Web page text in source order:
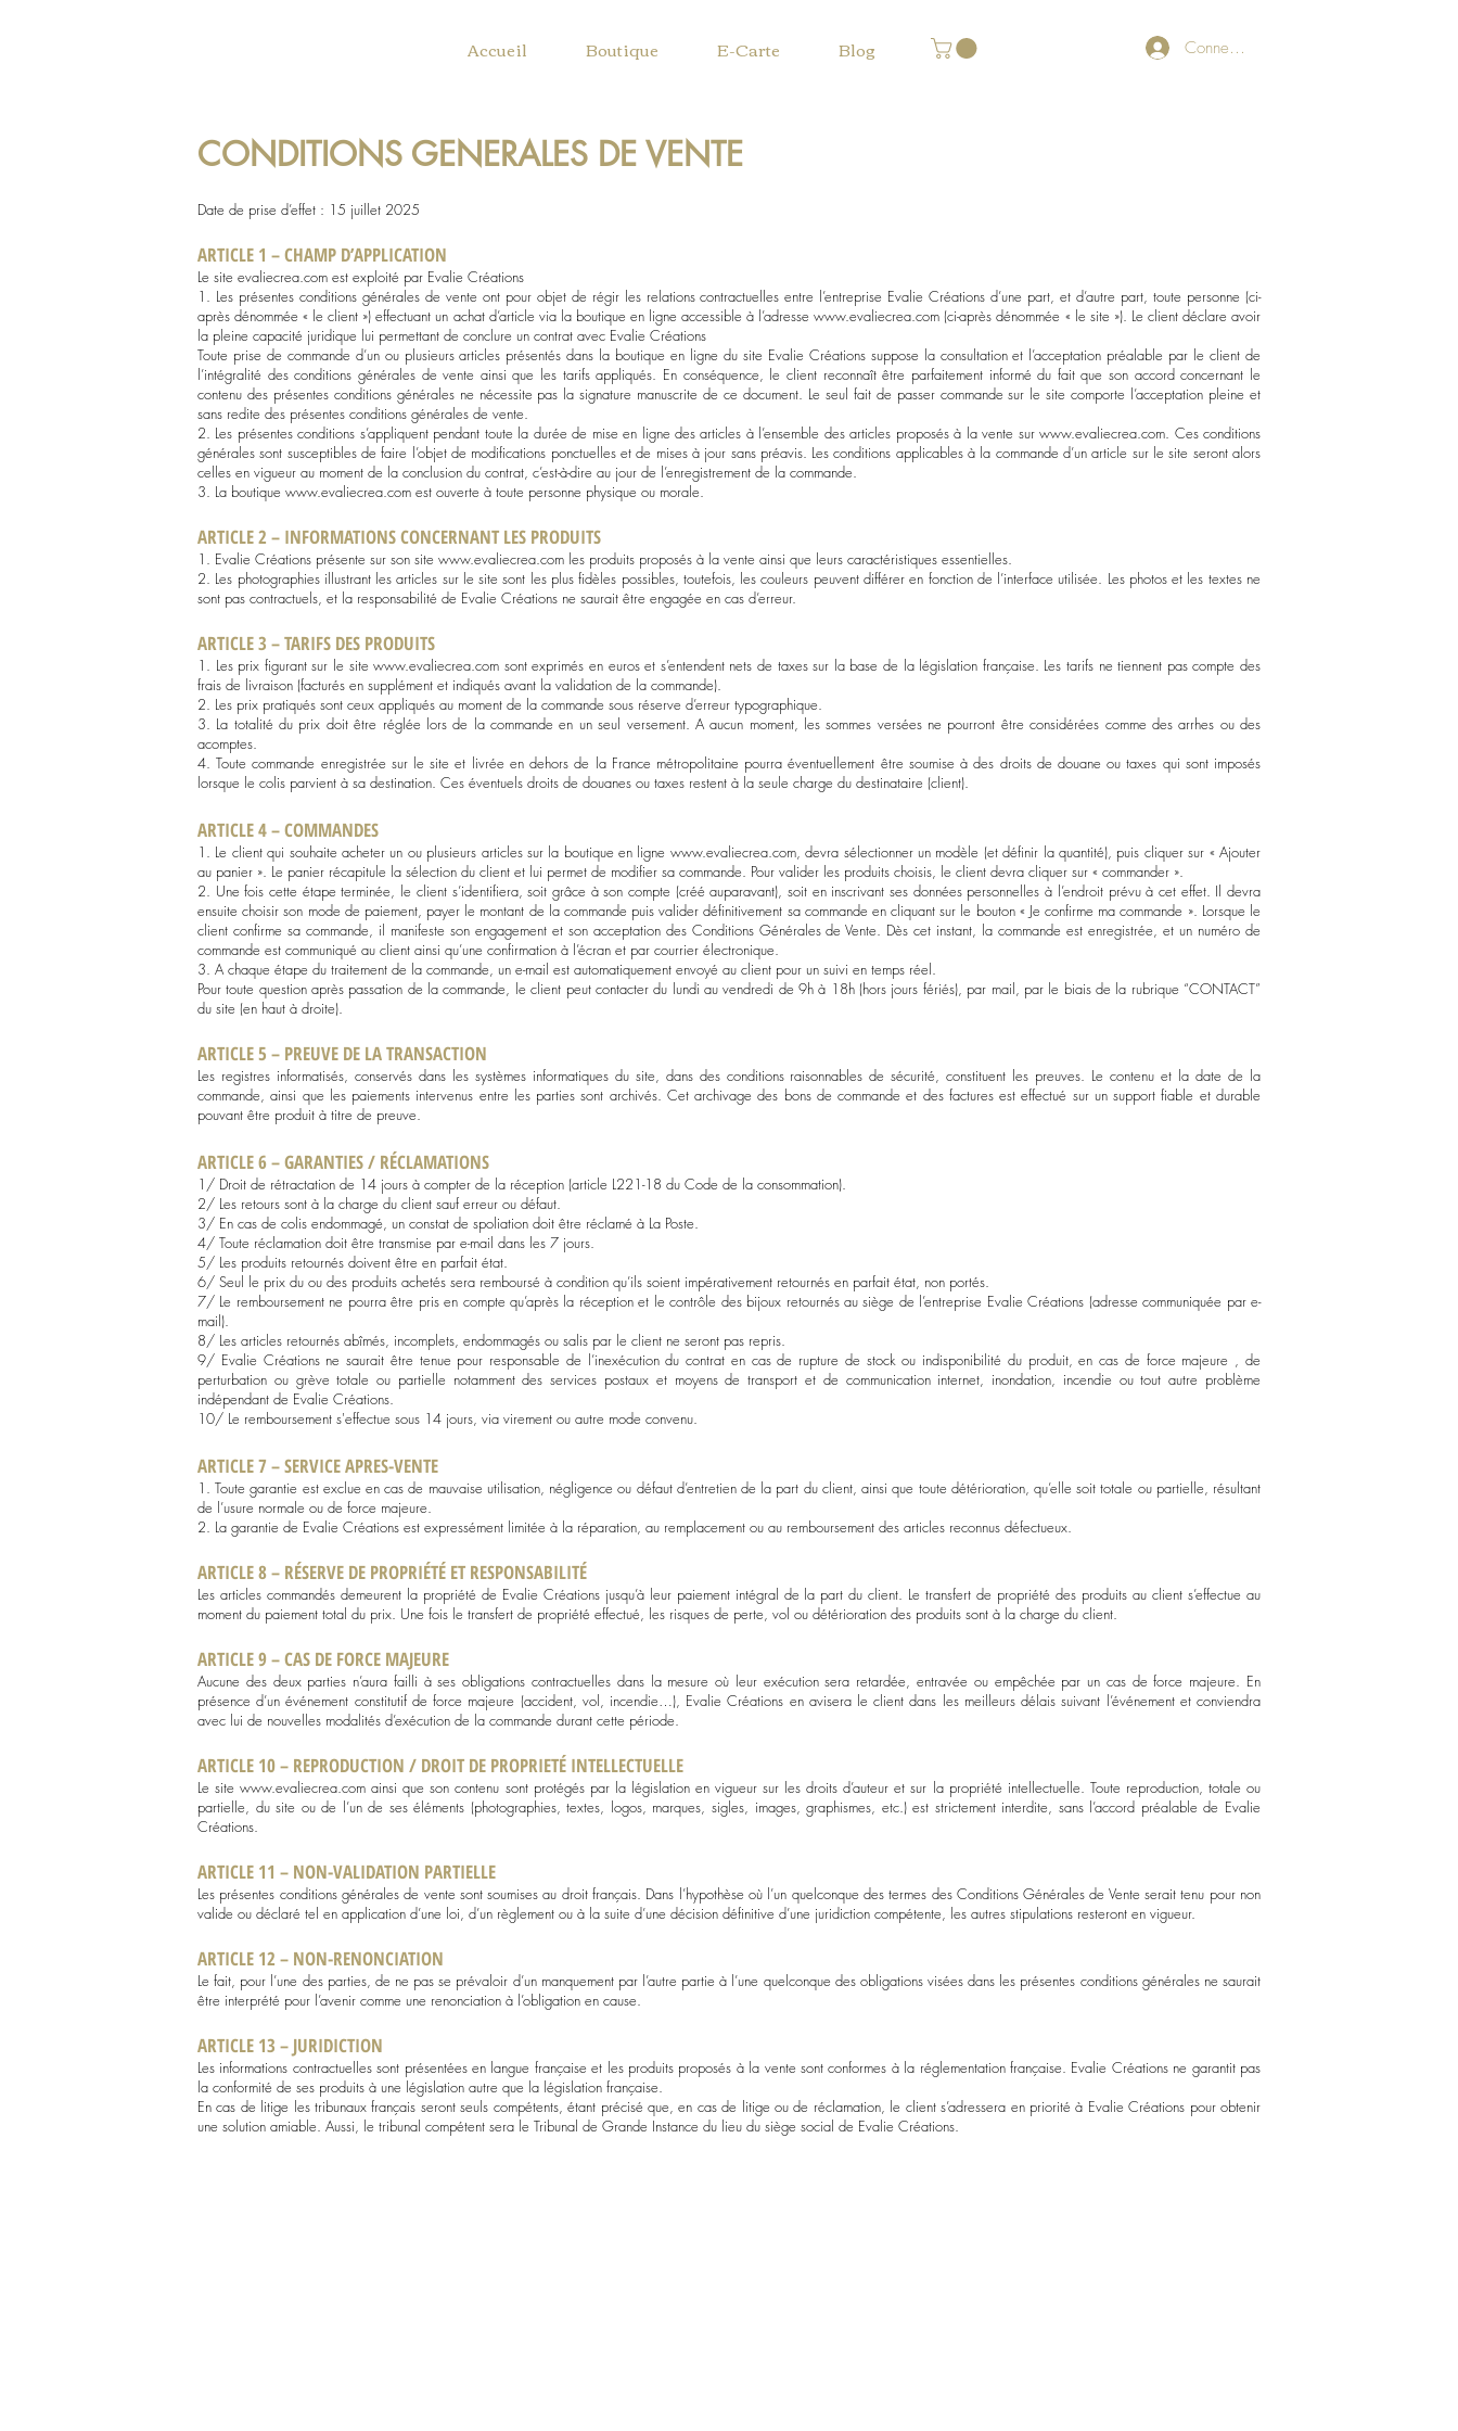
Accueil Boutique E-Carte Blog Connexion
CONDITIONS GENERALES DE VENTE
Date de prise d’effet : 15 juillet 2025
ARTICLE 1 – CHAMP D’APPLICATION
Le site evaliecrea.com est exploité par Evalie Créations
1. Les présentes conditions générales de vente ont pour objet de régir les relations contractuelles entre l’entreprise Evalie Créations d’une part, et d’autre part, toute personne (ci-
après dénommée « le client ») effectuant un achat d’article via la boutique en ligne accessible à l’adressewww.evaliecrea.com (ci-après dénommée « le site »). Le client déclare avoir
la pleine capacité juridique lui permettant de conclure un contrat avec Evalie Créations
Toute prise de commande d’un ou plusieurs articles présentés dans la boutique en ligne du site Evalie Créations suppose la consultation et l’acceptation préalable par le client de
l’intégralité des conditions générales de vente ainsi que les tarifs appliqués. En conséquence, le client reconnaît être parfaitement informé du fait que son accord concernant le
contenu des présentes conditions générales ne nécessite pas la signature manuscrite de ce document. Le seul fait de passer commande sur le site comporte l’acceptation pleine et
sans redite des présentes conditions générales de vente.
2. Les présentes conditions s’appliquent pendant toute la durée de mise en ligne des articles à l’ensemble des articles proposés à la vente surwww.evaliecrea.com. Ces conditions
générales sont susceptibles de faire l’objet de modifications ponctuelles et de mises à jour sans préavis. Les conditions applicables à la commande d’un article sur le site seront alors
celles en vigueur au moment de la conclusion du contrat, c’est-à-dire au jour de l’enregistrement de la commande.
3. La boutique www.evaliecrea.com est ouverte à toute personne physique ou morale.
ARTICLE 2 – INFORMATIONS CONCERNANT LES PRODUITS
1. Evalie Créations présente sur son site www.evaliecrea.com les produits proposés à la vente ainsi que leurs caractéristiques essentielles.
2. Les photographies illustrant les articles sur le site sont les plus fidèles possibles, toutefois, les couleurs peuvent différer en fonction de l’interface utilisée. Les photos et les textes ne
sont pas contractuels, et la responsabilité de Evalie Créations ne saurait être engagée en cas d’erreur.
ARTICLE 3 – TARIFS DES PRODUITS
1. Les prix figurant sur le sitewww.evaliecrea.com sont exprimés en euros et s’entendent nets de taxes sur la base de la législation française. Les tarifs ne tiennent pas compte des
frais de livraison (facturés en supplément et indiqués avant la validation de la commande).
2. Les prix pratiqués sont ceux appliqués au moment de la commande sous réserve d’erreur typographique.
3. La totalité du prix doit être réglée lors de la commande en un seul versement. A aucun moment, les sommes versées ne pourront être considérées comme des arrhes ou des
acomptes.
4. Toute commande enregistrée sur le site et livrée en dehors de la France métropolitaine pourra éventuellement être soumise à des droits de douane ou taxes qui sont imposés
lorsque le colis parvient à sa destination. Ces éventuels droits de douanes ou taxes restent à la seule charge du destinataire (client).
ARTICLE 4 – COMMANDES
1. Le client qui souhaite acheter un ou plusieurs articles sur la boutique en ligne www.evaliecrea.com, devra sélectionner un modèle (et définir la quantité), puis cliquer sur « Ajouter
au panier ». Le panier récapitule la sélection du client et lui permet de modifier sa commande. Pour valider les produits choisis, le client devra cliquer sur « commander ».
2. Une fois cette étape terminée, le client s’identifiera, soit grâce à son compte (créé auparavant), soit en inscrivant ses données personnelles à l’endroit prévu à cet effet. Il devra
ensuite choisir son mode de paiement, payer le montant de la commande puis valider définitivement sa commande en cliquant sur le bouton « Je confirme ma commande ». Lorsque le
client confirme sa commande, il manifeste son engagement et son acceptation des Conditions Générales de Vente. Dès cet instant, la commande est enregistrée, et un numéro de
commande est communiqué au client ainsi qu’une confirmation à l’écran et par courrier électronique.
3. A chaque étape du traitement de la commande, un e-mail est automatiquement envoyé au client pour un suivi en temps réel.
Pour toute question après passation de la commande, le client peut contacter du lundi au vendredi de 9h à 18h (hors jours fériés), par mail, par le biais de la rubrique “CONTACT”
du site (en haut à droite).
ARTICLE 5 – PREUVE DE LA TRANSACTION
Les registres informatisés, conservés dans les systèmes informatiques du site, dans des conditions raisonnables de sécurité, constituent les preuves. Le contenu et la date de la
commande, ainsi que les paiements intervenus entre les parties sont archivés. Cet archivage des bons de commande et des factures est effectué sur un support fiable et durable
pouvant être produit à titre de preuve.
ARTICLE 6 – GARANTIES / RÉCLAMATIONS
1/ Droit de rétractation de 14 jours à compter de la réception (article L221-18 du Code de la consommation).
2/ Les retours sont à la charge du client sauf erreur ou défaut.
3/ En cas de colis endommagé, un constat de spoliation doit être réclamé à La Poste.
4/ Toute réclamation doit être transmise par e-mail dans les 7 jours.
5/ Les produits retournés doivent être en parfait état.
6/ Seul le prix du ou des produits achetés sera remboursé à condition qu’ils soient impérativement retournés en parfait état, non portés.
7/ Le remboursement ne pourra être pris en compte qu’après la réception et le contrôle des bijoux retournés au siège de l’entreprise Evalie Créations (adresse communiquée par e-
mail).
8/ Les articles retournés abîmés, incomplets, endommagés ou salis par le client ne seront pas repris.
9/ Evalie Créations ne saurait être tenue pour responsable de l’inexécution du contrat en cas de rupture de stock ou indisponibilité du produit, en cas de force majeure , de
perturbation ou grève totale ou partielle notamment des services postaux et moyens de transport et de communication internet, inondation, incendie ou tout autre problème
indépendant de Evalie Créations.
10/ Le remboursement s'effectue sous 14 jours, via virement ou autre mode convenu.
ARTICLE 7 – SERVICE APRES-VENTE
1. Toute garantie est exclue en cas de mauvaise utilisation, négligence ou défaut d’entretien de la part du client, ainsi que toute détérioration, qu’elle soit totale ou partielle, résultant
de l’usure normale ou de force majeure.
2. La garantie de Evalie Créations est expressément limitée à la réparation, au remplacement ou au remboursement des articles reconnus défectueux.
ARTICLE 8 – RÉSERVE DE PROPRIÉTÉ ET RESPONSABILITÉ
Les articles commandés demeurent la propriété de Evalie Créations jusqu’à leur paiement intégral de la part du client. Le transfert de propriété des produits au client s’effectue au
moment du paiement total du prix. Une fois le transfert de propriété effectué, les risques de perte, vol ou détérioration des produits sont à la charge du client.
ARTICLE 9 – CAS DE FORCE MAJEURE
Aucune des deux parties n’aura failli à ses obligations contractuelles dans la mesure où leur exécution sera retardée, entravée ou empêchée par un cas de force majeure. En
présence d’un événement constitutif de force majeure (accident, vol, incendie…), Evalie Créations en avisera le client dans les meilleurs délais suivant l’événement et conviendra
avec lui de nouvelles modalités d’exécution de la commande durant cette période.
ARTICLE 10 – REPRODUCTION / DROIT DE PROPRIETÉ INTELLECTUELLE
Le sitewww.evaliecrea.com ainsi que son contenu sont protégés par la législation en vigueur sur les droits d’auteur et sur la propriété intellectuelle. Toute reproduction, totale ou
partielle, du site ou de l’un de ses éléments (photographies, textes, logos, marques, sigles, images, graphismes, etc.) est strictement interdite, sans l’accord préalable de Evalie
Créations.
ARTICLE 11 – NON-VALIDATION PARTIELLE
Les présentes conditions générales de vente sont soumises au droit français. Dans l’hypothèse où l’un quelconque des termes des Conditions Générales de Vente serait tenu pour non
valide ou déclaré tel en application d’une loi, d’un règlement ou à la suite d’une décision définitive d’une juridiction compétente, les autres stipulations resteront en vigueur.
ARTICLE 12 – NON-RENONCIATION
Le fait, pour l’une des parties, de ne pas se prévaloir d’un manquement par l’autre partie à l’une quelconque des obligations visées dans les présentes conditions générales ne saurait
être interprété pour l’avenir comme une renonciation à l’obligation en cause.
ARTICLE 13 – JURIDICTION
Les informations contractuelles sont présentées en langue française et les produits proposés à la vente sont conformes à la réglementation française. Evalie Créations ne garantit pas
la conformité de ses produits à une législation autre que la législation française.
En cas de litige les tribunaux français seront seuls compétents, étant précisé que, en cas de litige ou de réclamation, le client s’adressera en priorité à Evalie Créations pour obtenir
une solution amiable. Aussi, le tribunal compétent sera le Tribunal de Grande Instance du lieu du siège social de Evalie Créations.